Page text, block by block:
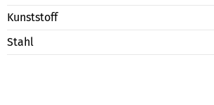
Kunststoff
Stahl